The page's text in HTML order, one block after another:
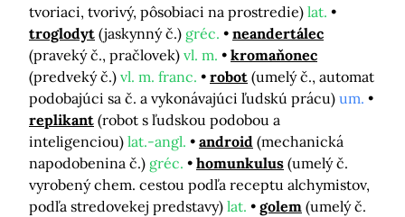
tvoriaci, tvorivý, pôsobiaci na prostredie) lat.
troglodyt (jaskynný č.) gréc.
neandertálec
(praveký č., pračlovek) vl. m.
kromaňonec
(predveký č.) vl. m. franc. robot (umelý č., automat
podobajúci sa č. a vykonávajúci ľudskú prácu) um.
replikant (robot s ľudskou podobou a
inteligenciou) lat.-angl. android (mechanická
napodobenina č.) gréc. homunkulus (umelý č.
vyrobený chem. cestou podľa receptu alchymistov,
podľa stredovekej predstavy) lat. golem (umelý č.